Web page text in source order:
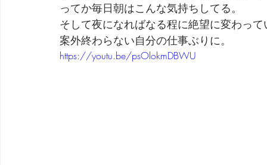
ってか毎日朝はこんな気持ちしてる。
そして夜になればなる程に絶望に変わって
案外終わらない自分の仕事ぶりに。
https://youtu.be/psOlokmDBWU